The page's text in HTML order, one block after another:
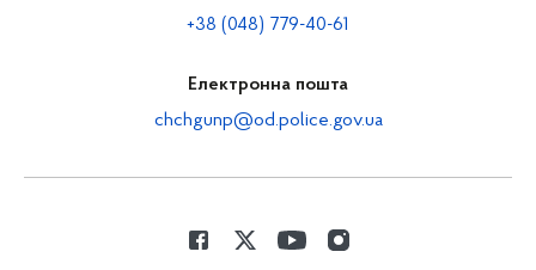
+38 (048) 779-40-61
Електронна пошта
chchgunp@od.police.gov.ua